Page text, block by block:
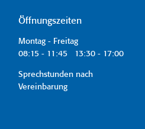
Öffnungszeiten
Montag - Freitag
08:15 - 11:45 13:30 - 17:00
Sprechstunden nach
Vereinbarung